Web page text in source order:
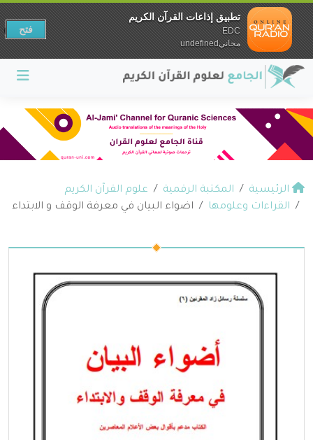
الرئيسية المكتبة الرقمية
علوم القرآن الكريم
القراءات وعلومها
اضواء البيان في معرفة الوقف و الابتداء
تطبيق إذاعات القرآن الكريم
EDC
مجانيundefined
فتح